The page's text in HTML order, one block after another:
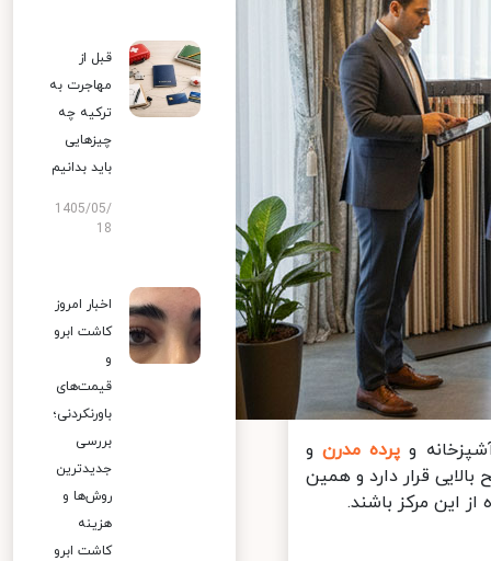
وپرده مدرنو
قرار دارد و همین
این مرکز باشند.
قبل از
مهاجرت به
ترکیه چه
چیزهایی
باید بدانیم
1405/05/
18
اخبار امروز
کاشت ابرو
قیمت‌های
باورنکردنی؛
بررسی
جدیدترین
روش‌ها و
هزینه
کاشت ابرو